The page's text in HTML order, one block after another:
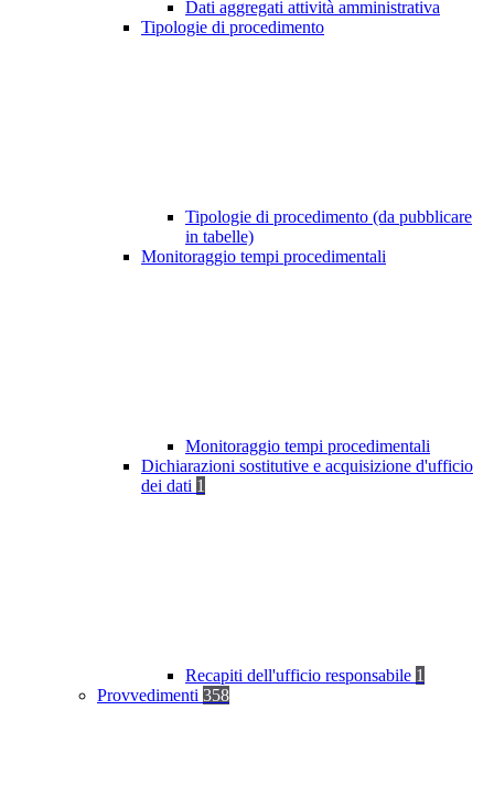
Dati aggregati attività amministrativa
Tipologie di procedimento
Tipologie di procedimento (da pubblicare
in tabelle)
Monitoraggio tempi procedimentali
Monitoraggio tempi procedimentali
Dichiarazioni sostitutive e acquisizione d'ufficio
dei dati 1
Recapiti dell'ufficio responsabile 1
Provvedimenti 358